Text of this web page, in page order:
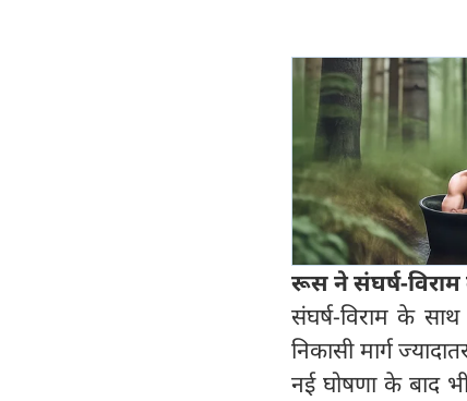
रूस ने संघर्ष-विराम
संघर्ष-विराम के
निकासी मार्ग
नई घोषणा के बाद